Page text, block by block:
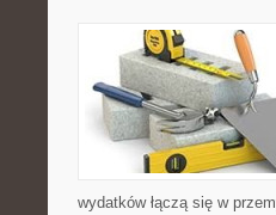
wydatków łączą się w